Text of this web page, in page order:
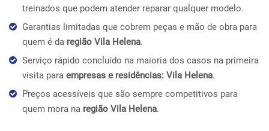
treinados que podem atender reparar qualquer modelo.
Garantias limitadas que cobrem peças e mão de obra para
quem é da região Vila Helena.
Serviço rápido concluído na maioria dos casos na primeira
visita para empresas e residências: Vila Helena.
Preços acessíveis que são sempre competitivos para
quem mora na região Vila Helena.